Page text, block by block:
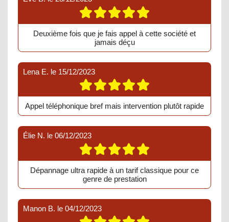
Deuxième fois que je fais appel à cette société et
jamais déçu
Lena E. le 15/12/2023
Appel téléphonique bref mais intervention plutôt rapide
Élie N. le 06/12/2023
Dépannage ultra rapide à un tarif classique pour ce
genre de prestation
Manon B. le 04/12/2023